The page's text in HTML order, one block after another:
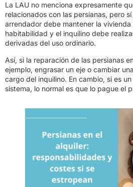
La LAU no menciona expresamente
relacionados con las persianas, pero
arrendador debe mantener la
habitabilidad y el inquilino debe
derivadas del uso ordinario.
Así, si la reparación de las persianas
ejemplo, engrasar un eje o cambiar
cargo del inquilino. En cambio, si es
sistema, lo normal es que lo pague el